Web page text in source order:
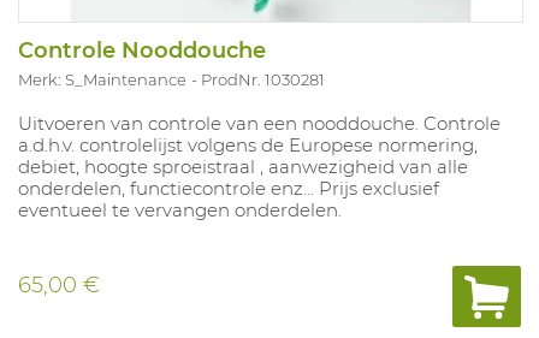
Controle Nooddouche
Merk: S_Maintenance ProdNr. 1030281
Uitvoeren van controle van een nooddouche. Controle
a.d.h.v. controlelijst volgens de Europese normering,
debiet, hoogte sproeistraal , aanwezigheid van alle
onderdelen, functiecontrole enz… Prijs exclusief
eventueel te vervangen onderdelen.
65,00 €